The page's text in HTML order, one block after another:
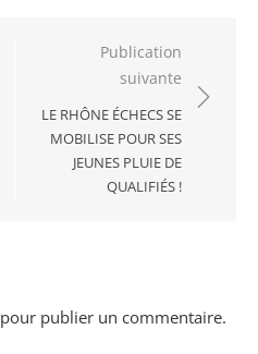
Publication
suivante
LE RHÔNE ÉCHECS SE
MOBILISE POUR SES
JEUNES PLUIE DE
QUALIFIÉS !
pour publier un commentaire.